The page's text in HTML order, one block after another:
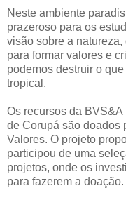
Neste ambiente
prazeroso para os
visão sobre a
para formar valores e
podemos destruir o
tropical.
Os recursos da
de Corupá são doados
Valores. O projeto
participou de uma
projetos, onde os
para fazerem a doação.